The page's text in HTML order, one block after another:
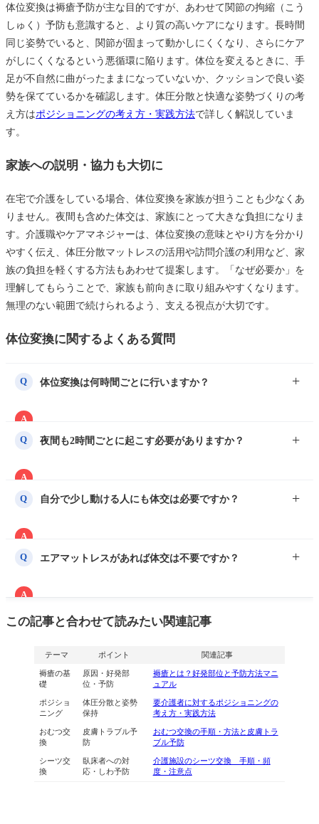
体位変換は褥瘡予防が主な目的ですが、あわせて関節の拘縮（こう
しゅく）予防も意識すると、より質の高いケアになります。長時間
同じ姿勢でいると、関節が固まって動かしにくくなり、さらにケア
がしにくくなるという悪循環に陥ります。体位を変えるときに、手
足が不自然に曲がったままになっていないか、クッションで良い姿
勢を保てているかを確認します。体圧分散と快適な姿勢づくりの考
え方はポジショニングの考え方・実践方法で詳しく解説していま
す。
家族への説明・協力も大切に
在宅で介護をしている場合、体位変換を家族が担うことも少なくあ
りません。夜間も含めた体交は、家族にとって大きな負担になりま
す。介護職やケアマネジャーは、体位変換の意味とやり方を分かり
やすく伝え、体圧分散マットレスの活用や訪問介護の利用など、家
族の負担を軽くする方法もあわせて提案します。「なぜ必要か」を
理解してもらうことで、家族も前向きに取り組みやすくなります。
無理のない範囲で続けられるよう、支える視点が大切です。
体位変換に関するよくある質問
Q 体位変換は何時間ごとに行いますか？
A
用時は最大4時間まで延長できる場合があります。利用者
Q 夜間も2時間ごとに起こす必要がありますか？
A
使用で間隔を延ばす、スモールチェンジを使うなど、睡眠
Q 自分で少し動ける人にも体交は必要ですか？
A
ない・感覚が鈍い方は声かけで体位を促し、必要に応じて
Q エアマットレスがあれば体交は不要ですか？
A
ません。設定が合っていないと効果が下がるため、観察と
この記事と合わせて読みたい関連記事
テーマ ポイント 関連記事
褥瘡の基
礎
原因・好発部
位・予防
褥瘡とは？好発部位と予防方法マニ
ュアル
ポジショ
ニング
体圧分散と姿勢
保持
要介護者に対するポジショニングの
考え方・実践方法
おむつ交
換
皮膚トラブル予
防
おむつ交換の手順・方法と皮膚トラ
ブル予防
シーツ交
換
臥床者への対
応・しわ予防
介護施設のシーツ交換 手順・頻
度・注意点